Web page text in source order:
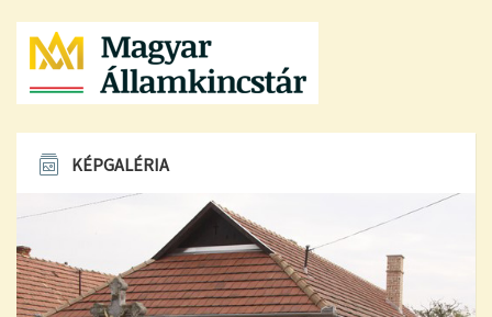
KÉPGALÉRIA